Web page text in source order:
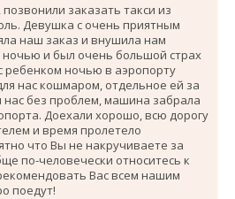
заказать такси из
Девушка с очень приятным
наш заказ и внушила нам
ночью и был очень большой страх
ребенком ночью в аэропорту
нас кошмаром, отдельное ей за
нас без проблем, машина забрала
Доехали хорошо, всю дорогу
и время пролетело
что Вы не накручиваете за
по-человечески относитесь к
Вас всем нашим
поедут!